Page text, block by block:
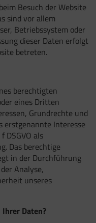
Besuch der Website
sind vor allem
Betriebssystem oder
dieser Daten erfolgt
betreten.
berechtigten
eines Dritten
Grundrechte und
erstgenannte Interesse
DSGVO als
Das berechtige
in der Durchführung
Analyse,
unseres
Ihrer Daten?